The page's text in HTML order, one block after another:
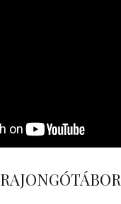
RAJONGÓTÁBOR